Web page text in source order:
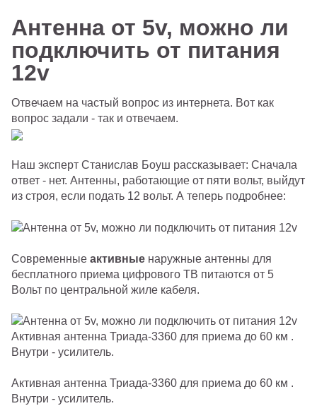
Антенна от 5v, можно ли
подключить от питания
12v
Отвечаем на частый вопрос из интернета. Вот как
вопрос задали - так и отвечаем.
Наш эксперт Станислав Боуш рассказывает: Сначала
ответ - нет. Антенны, работающие от пяти вольт, выйдут
из строя, если подать 12 вольт. А теперь подробнее:
Современные активные наружные антенны для
бесплатного приема цифрового ТВ питаются от 5
Вольт по центральной жиле кабеля.
Активная антенна Триада-3360 для приема до 60 км .
Внутри - усилитель.